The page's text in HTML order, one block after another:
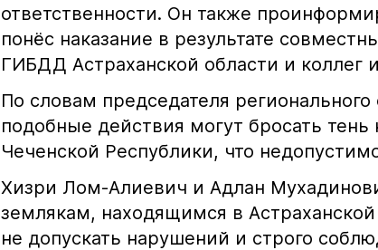
ответственности. Он также
понёс наказание в результате
ГИБДД Астраханской области и коллег
По словам председателя
подобные действия могут бросать тень
Чеченской Республики, что
Хизри Лом-Алиевич и Адлан
землякам, находящимся в
не допускать нарушений и строго